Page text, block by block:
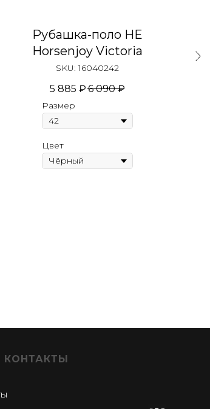
Рубашка-поло HE
Horsenjoy Victoria
SKU:16040242
5 885 ₽ 6 090 ₽
Размер
Цвет